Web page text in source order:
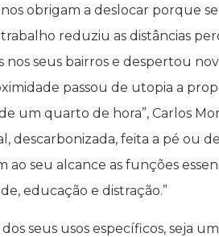
obrigam a deslocar porque
reduziu as distâncias
nos seus bairros e despertou
passou de utopia a
um quarto de hora”, Carlos
descarbonizada, feita a pé ou
ao seu alcance as funções
educação e distração.”
seus usos específicos, seja